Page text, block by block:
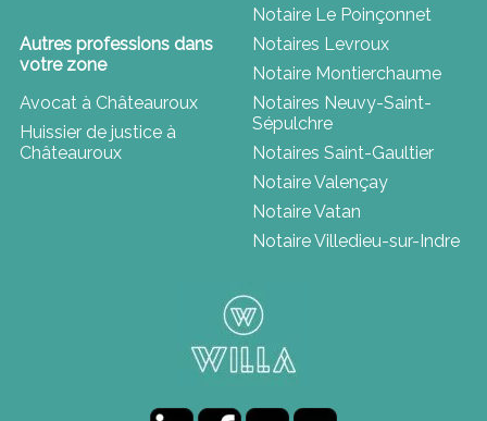
Autres professions dans
votre zone
Avocat à Châteauroux
Huissier de justice à
Châteauroux
Notaire Le Poinçonnet
Notaires Levroux
Notaire Montierchaume
Notaires Neuvy-Saint-
Sépulchre
Notaires Saint-Gaultier
Notaire Valençay
Notaire Vatan
Notaire Villedieu-sur-Indre